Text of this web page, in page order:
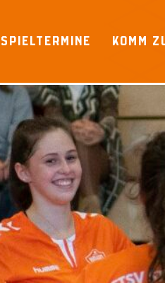
SPIELTERMINE KOMM